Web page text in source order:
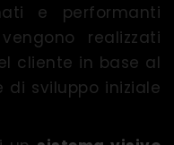
e performanti
realizzati
cliente in base al
sviluppo iniziale